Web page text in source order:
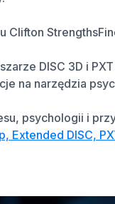
DISC 3D i
na narzędzia
psychologii i
DISC,